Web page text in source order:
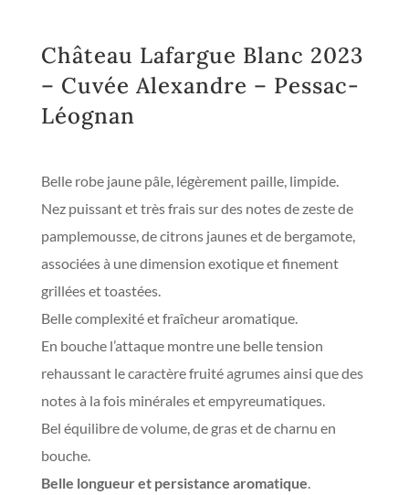
Château Lafargue Blanc 2023
– Cuvée Alexandre – Pessac-
Léognan
Belle robe jaune pâle, légèrement paille, limpide.
Nez puissant et très frais sur des notes de zeste de
pamplemousse, de citrons jaunes et de bergamote,
associées à une dimension exotique et finement
grillées et toastées.
Belle complexité et fraîcheur aromatique.
En bouche l’attaque montre une belle tension
rehaussant le caractère fruité agrumes ainsi que des
notes à la fois minérales et empyreumatiques.
Bel équilibre de volume, de gras et de charnu en
bouche.
Belle longueur et persistance aromatique.